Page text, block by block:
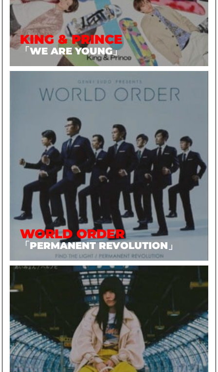
KING & PRINCE
「WE ARE YOUNG」
WORLD ORDER
「PERMANENT REVOLUTION」